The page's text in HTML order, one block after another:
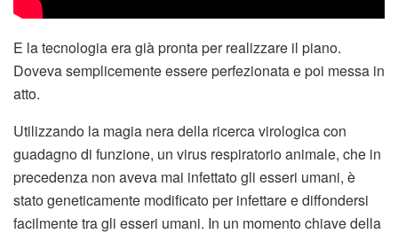
E la tecnologia era già pronta per realizzare il piano.
Doveva semplicemente essere perfezionata e poi messa in
atto.
Utilizzando la magia nera della ricerca virologica con
guadagno di funzione, un virus respiratorio animale, che in
precedenza non aveva mai infettato gli esseri umani, è
stato geneticamente modificato per infettare e diffondersi
facilmente tra gli esseri umani. In un momento chiave della